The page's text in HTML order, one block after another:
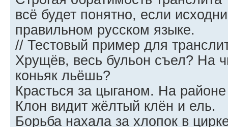
всё будет понятно, если
правильном русском языке.
// Тестовый пример для
Хрущёв, весь бульон съел? На
коньяк льёшь?
Красться за цыганом. На
Клон видит жёлтый клён и ель.
Борьба нахала за хлопок в